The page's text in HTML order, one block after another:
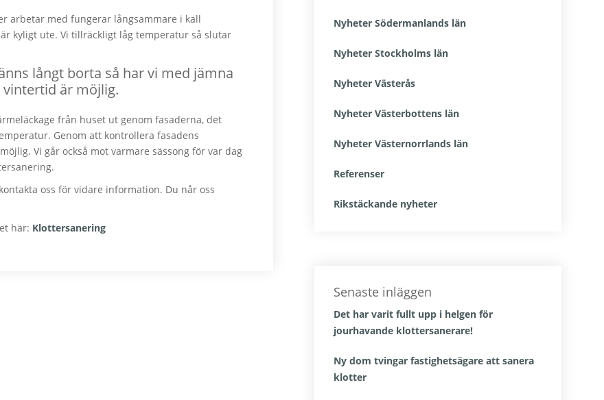
arbetar med fungerar långsammare i kall
kyligt ute. Vi tillräckligt låg temperatur så slutar
långt borta så har vi med jämna
är möjlig.
från huset ut genom fasaderna, det
Genom att kontrollera fasadens
Vi går också mot varmare sässong för var dag
oss för vidare information. Du når oss
här: Klottersanering
Nyheter Södermanlands län
Nyheter Stockholms län
Nyheter Västerås
Nyheter Västerbottens län
Nyheter Västernorrlands län
Referenser
Rikstäckande nyheter
Senaste inläggen
Det har varit fullt upp i helgen för
jourhavande klottersanerare!
Ny dom tvingar fastighetsägare att sanera
klotter